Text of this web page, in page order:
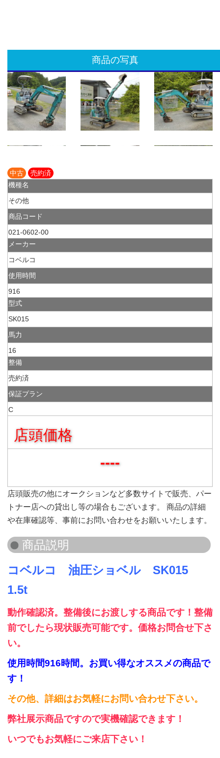
商品の写真
中古
売約済
機種名
その他
商品コード
021-0602-00
メーカー
コベルコ
使用時間
916
型式
SK015
馬力
16
整備
売約済
保証プラン
C
店頭価格
----
店頭販売の他にオークションなど多数サイトで販売、パー
トナー店への貸出し等の場合もございます。 商品の詳細
や在庫確認等、事前にお問い合わせをお願いいたします。
コベルコ 油圧ショベル SK015
1.5t
動作確認済。整備後にお渡しする商品です！整備
前でしたら現状販売可能です。価格お問合せ下さ
い。
使用時間916時間。お買い得なオススメの商品で
す！
その他、詳細はお気軽にお問い合わせ下さい。
弊社展示商品ですので実機確認できます！
いつでもお気軽にご来店下さい！